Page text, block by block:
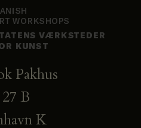
Pakhus
B
K